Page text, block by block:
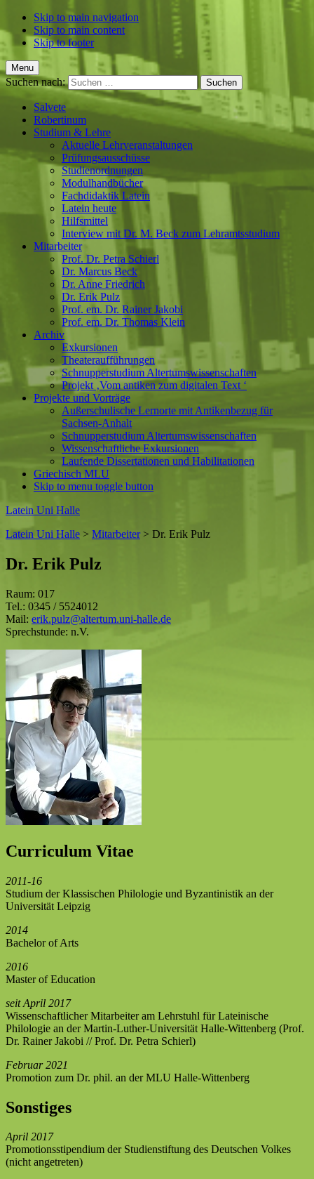
Skip to main navigation
Skip to main content
Skip to footer
Menu
Suchen nach:
Salvete
Robertinum
Studium & Lehre
Aktuelle Lehrveranstaltungen
Prüfungsausschüsse
Studienordnungen
Modulhandbücher
Fachdidaktik Latein
Latein heute
Hilfsmittel
Interview mit Dr. M. Beck zum Lehramtsstudium
Mitarbeiter
Prof. Dr. Petra Schierl
Dr. Marcus Beck
Dr. Anne Friedrich
Dr. Erik Pulz
Prof. em. Dr. Rainer Jakobi
Prof. em. Dr. Thomas Klein
Archiv
Exkursionen
Theateraufführungen
Schnupperstudium Altertumswissenschaften
Projekt ‚Vom antiken zum digitalen Text ‘
Projekte und Vorträge
Außerschulische Lernorte mit Antikenbezug für
Sachsen-Anhalt
Schnupperstudium Altertumswissenschaften
Wissenschaftliche Exkursionen
Laufende Dissertationen und Habilitationen
Griechisch MLU
Skip to menu toggle button
Latein Uni Halle
Latein Uni Halle > Mitarbeiter> Dr. Erik Pulz
Dr. Erik Pulz
Raum: 017
Tel.: 0345 / 5524012
Mail: erik.pulz@altertum.uni-halle.de
Sprechstunde: n.V.
Curriculum Vitae
2011-16
Studium der Klassischen Philologie und Byzantinistik an der
Universität Leipzig
2014
Bachelor of Arts
2016
Master of Education
seit April 2017
Wissenschaftlicher Mitarbeiter am Lehrstuhl für Lateinische
Philologie an der Martin-Luther-Universität Halle-Wittenberg (Prof.
Dr. Rainer Jakobi // Prof. Dr. Petra Schierl)
Februar 2021
Promotion zum Dr. phil. an der MLU Halle-Wittenberg
Sonstiges
April 2017
Promotionsstipendium der Studienstiftung des Deutschen Volkes
(nicht angetreten)